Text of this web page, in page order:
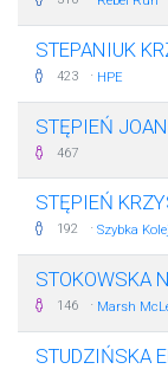
STEPANIUK
423 · HPE
STĘPIEŃ
467
STĘPIEŃ
192 · Szybka
STOKOWSKA
146 · Marsh
STUDZIŃSKA